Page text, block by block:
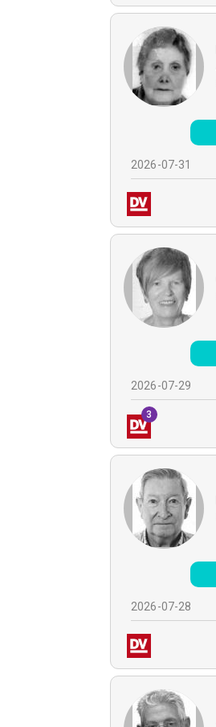
2026-07-31
2026-07-29
3
2026-07-28